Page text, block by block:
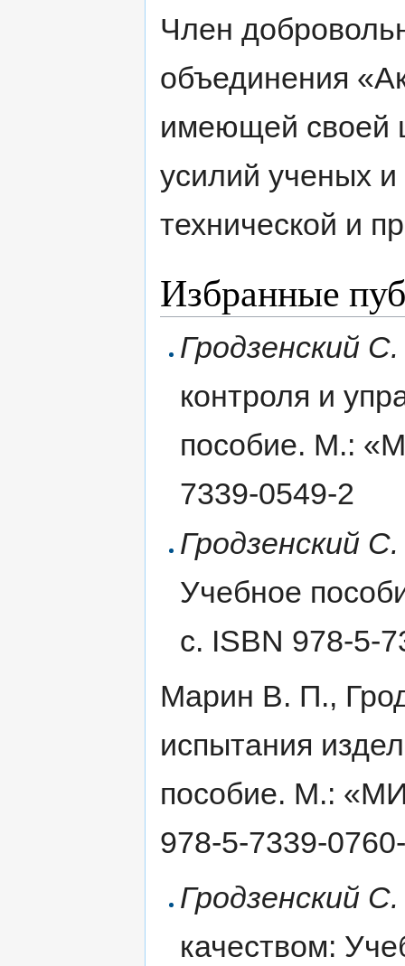
Член
объединения
имеющей своей
усилий ученых
технической и
Избранные
Гродзенский
контроля и
пособие. М.:
7339-0549-2
Гродзенский
Учебное
с. ISBN 978-5-
Марин В. П.,
испытания
пособие. М.:
978-5-7339-
Гродзенский
качеством: